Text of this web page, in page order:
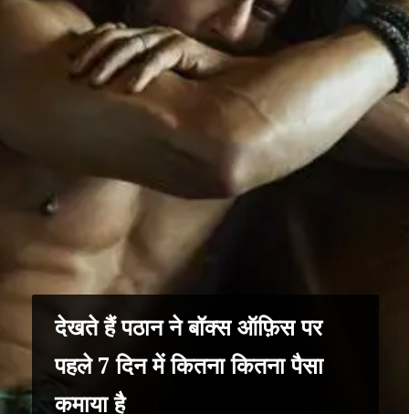
देखते हैं पठान ने बॉक्स ऑफ़िस पर
पहले 7 दिन में कितना कितना पैसा
कमाया है